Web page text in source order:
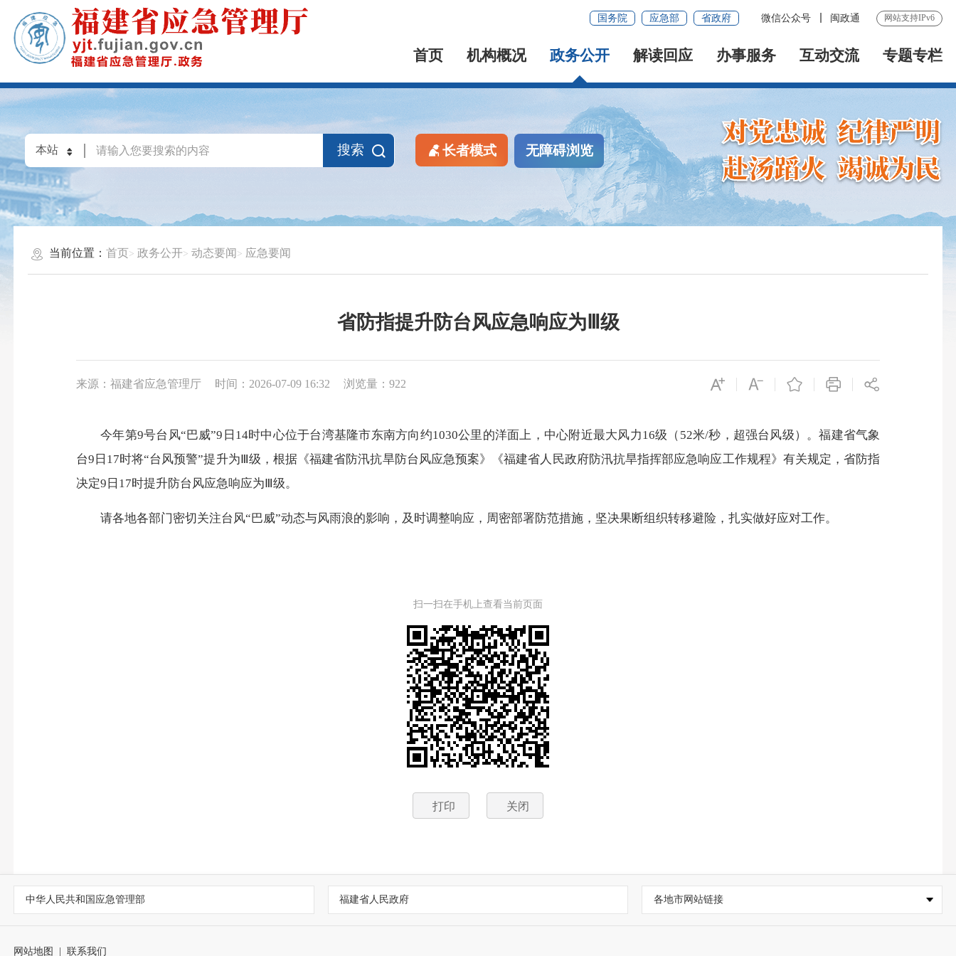
国务院 应急部 省政府 微信公众号 闽政通 网站支持IPv6
首页 机构概况 政务公开 解读回应 办事服务 互动交流 专题专栏
搜索 长者模式 无障碍浏览
当前位置：首页 政务公开 动态要闻 应急要闻
省防指提升防台风应急响应为Ⅲ级
来源：福建省应急管理厅 时间：2026-07-09 16:32 浏览量：922
今年第9号台风“巴威”9日14时中心位于台湾基隆市东南方向约1030公里的洋面上，中心附近最大风力16级（52米/秒，超强台风级）。福建省气象
台9日17时将“台风预警”提升为Ⅲ级，根据《福建省防汛抗旱防台风应急预案》《福建省人民政府防汛抗旱指挥部应急响应工作规程》有关规定，省防指
决定9日17时提升防台风应急响应为Ⅲ级。
请各地各部门密切关注台风“巴威”动态与风雨浪的影响，及时调整响应，周密部署防范措施，坚决果断组织转移避险，扎实做好应对工作。
扫一扫在手机上查看当前页面
打印 关闭
中华人民共和国应急管理部 福建省人民政府 各地市网站链接
网站地图 联系我们